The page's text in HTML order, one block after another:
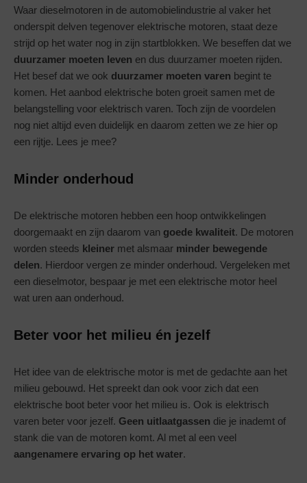
Waar dieselmotoren in de automobielindustrie al vaker het
onderspit delven tegenover elektrische motoren, staat deze
strijd op het water nog in zijn startblokken. We beseffen dat we
duurzamer moeten leven en dus duurzamer moeten rijden.
Het besef dat we ook duurzamer moeten varen begint te
komen. Het aanbod elektrische boten groeit samen met de
belangstelling voor elektrisch varen. Toch zijn de voordelen
nog niet altijd even duidelijk en daarom zetten we ze hier op
een rijtje. Lees je mee?
Minder onderhoud
De elektrische motoren hebben een hoop ontwikkelingen
doorgemaakt en zijn daarom van goede kwaliteit. De motoren
worden steeds kleiner met alsmaar minder bewegende
delen. Hierdoor vergen ze minder onderhoud. Vergeleken met
een dieselmotor, bespaar je met een elektrische motor heel
wat uren aan onderhoud.
Beter voor het milieu én jezelf
Het idee van de elektrische motor is met de gedachte aan het
milieu gebouwd. Het spreekt dan ook voor zich dat een
elektrische boot beter voor het milieu is. Ook is elektrisch
varen beter voor jezelf. Geen uitlaatgassen die je inademt of
stank die van de motoren komt. Al met al een veel
aangenamere ervaring op het water.